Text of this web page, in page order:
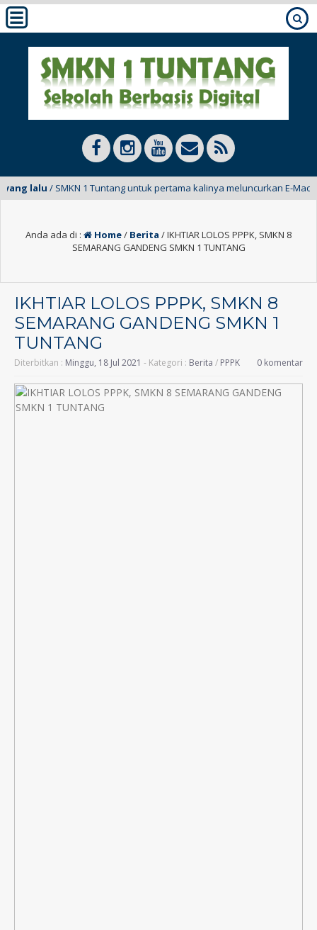
lalu/ SMKN 1 Tuntang untuk pertama kalinya meluncurkan E-Mading
Anda ada di : Home/ Berita /IKHTIAR LOLOS PPPK, SMKN 8
SEMARANG GANDENG SMKN 1 TUNTANG
IKHTIAR LOLOS PPPK, SMKN 8
SEMARANG GANDENG SMKN 1
TUNTANG
Diterbitkan : Minggu, 18 Jul 2021 - Kategori : Berita / PPPK 0 komentar